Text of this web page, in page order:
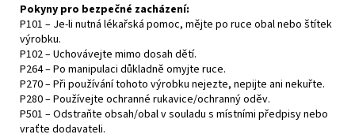
Pokyny pro bezpečné zacházení:
P101 – Je-li nutná lékařská pomoc, mějte po ruce obal nebo štítek
výrobku.
P102 – Uchovávejte mimo dosah dětí.
P264 – Po manipulaci důkladně omyjte ruce.
P270 – Při používání tohoto výrobku nejezte, nepijte ani nekuřte.
P280 – Používejte ochranné rukavice/ochranný oděv.
P501 – Odstraňte obsah/obal v souladu s místními předpisy nebo
vraťte dodavateli.